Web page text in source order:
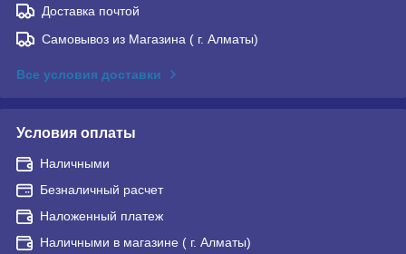
Доставка почтой
Самовывоз из Магазина ( г. Алматы)
Все условия доставки
Условия оплаты
Наличными
Безналичный расчет
Наложенный платеж
Наличными в магазине ( г. Алматы)